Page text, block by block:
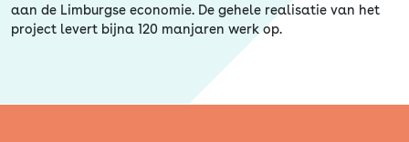
aan de Limburgse economie. De gehele realisatie van het
project levert bijna 120 manjaren werk op.